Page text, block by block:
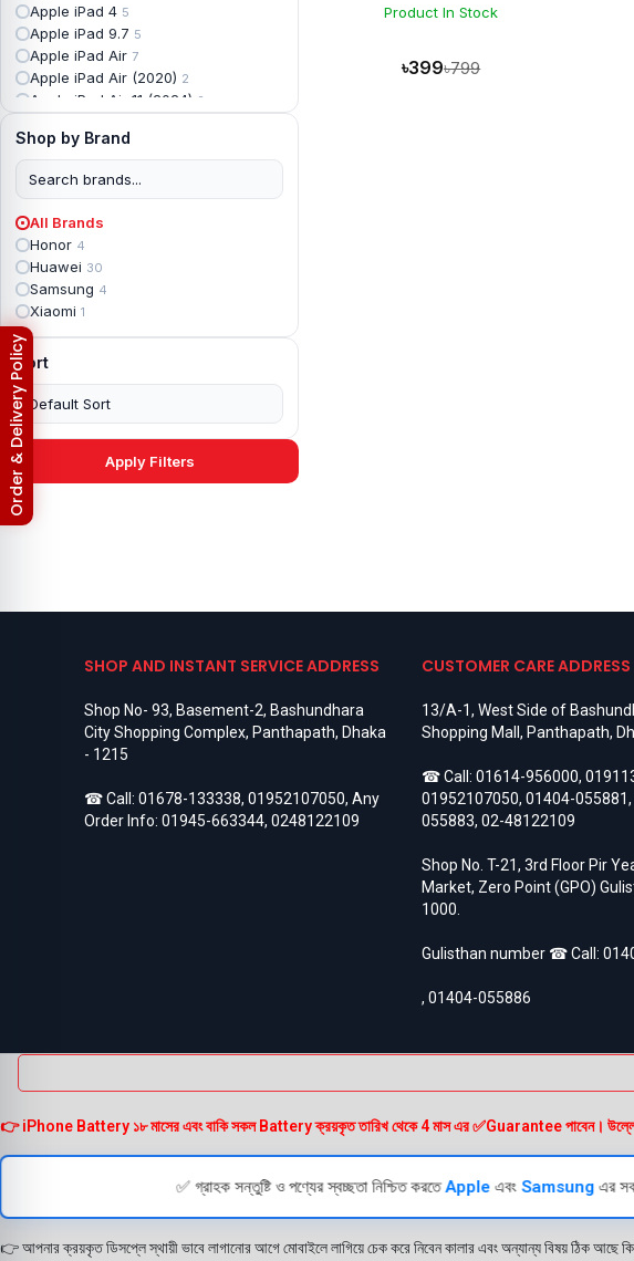
Apple iPad 4 5
Apple iPad 9.7 5
Apple iPad Air 7
Apple iPad Air (2020) 2
Apple iPad Air 11 (2024) 2
Apple iPad Backshell
Apple iPad Battery
Apple iPad Display
Apple iPad mini 2
Apple iPad Mini 3
Apple iPad mini 4
Apple iPad Pro 10.5
Apple iPad Pro 11
Apple iPad Pro 12.96
Apple iPad Pro 12.9 2nd Gen
Apple iPad Pro 9.7 (2016)6
Apple iPad Pro 9.7 (2018)
4
Asus ROG Phone 2
Asus ROG Phone 5
Asus Rog Phone 63
Asus Rog Phone 7 Ultimate 3
Asus ROG Phone 8 Pro3
Asus Zenfone 23
Asus ZenFone Max M1
BlackBerry18
BlackBerry Battery 17
Google Pixel 103
Google Pixel 26
Google Pixel 2XL 6
Google Pixel 3
Google Pixel 3 XL6
Google Pixel 4 XL6
Shop by Brand
All Brands
Honor 4
Huawei 30
Samsung 4
Xiaomi 1
Sort
Apply Filters
Product In Stock
৳399৳799
SHOP AND INSTANT SERVICE ADDRESS
Shop No- 93, Basement-2, Bashundhara
City Shopping Complex, Panthapath, Dhaka
- 1215
☎ Call: 01678-133338, 01952107050, Any
Order Info: 01945-663344, 0248122109
CUSTOMER CARE ADDRESS
13/A-1, West Side of
Shopping Mall, Panthapath,
☎ Call:01614-956000,
01952107050,01404-055881
055883,02-48122109
Shop No. T-21, 3rd Floor Pir
Market, Zero Point (GPO)
1000.
Gulisthan number ☎ Call:
,01404-055886
👉 iPhone Battery ১৮ মাসের এবং বাকি সকল Battery ক্রয়কৃত তারিখ থেকে 4 মাস এর ✅Guarantee পাবেন। উল্লেখ্য,
✅ গ্রাহক সন্তুষ্টি ও পণ্যের স্বচ্ছতা নিশ্চিত করতেAppleএবং Samsungএর
👉 আপনার ক্রয়কৃত ডিসপ্লে স্থায়ী ভাবে লাগানোর আগে মোবাইলে লাগিয়ে চেক করে নিবেন কালার এবং অন্যান্য বিষয় ঠিক
Return & Refund Policy